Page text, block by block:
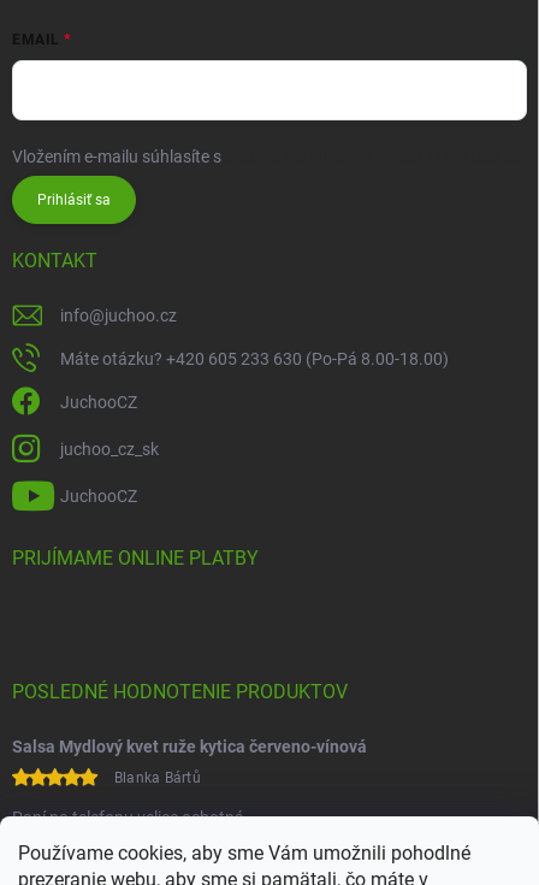
Používame cookies, aby sme Vám umožnili pohodlné
prezeranie webu, aby sme si pamätali, čo máte v
EMAIL
Vložením e-mailu súhlasíte s
Prihlásiť sa
KONTAKT
info@juchoo.cz
Máte otázku? +420 605 233 630 (Po-Pá 8.00-18.00)
JuchooCZ
juchoo_cz_sk
JuchooCZ
PRIJÍMAME ONLINE PLATBY
POSLEDNÉ HODNOTENIE PRODUKTOV
Salsa Mydlový kvet ruže kytica červeno-vínová
Blanka Bártů
Paní na telefonu velice ochotná